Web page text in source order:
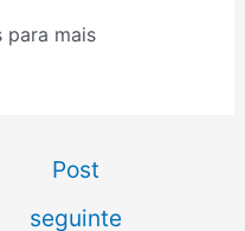
para mais
Post
seguinte